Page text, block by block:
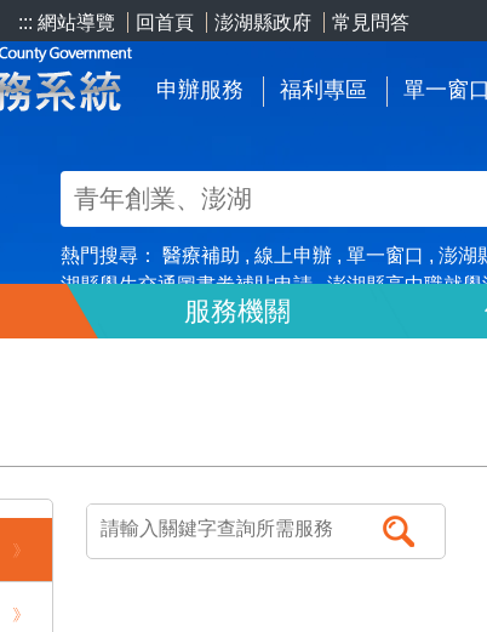
::: 網站導覽 回首頁 澎湖縣政府 常見問答
申辦服務 福利專區 單一窗口
熱門搜尋：醫療補助 線上申辦 單一窗口 澎湖
湖縣學生交通圖書劵補貼申請
澎湖縣高中職就學
服務機關